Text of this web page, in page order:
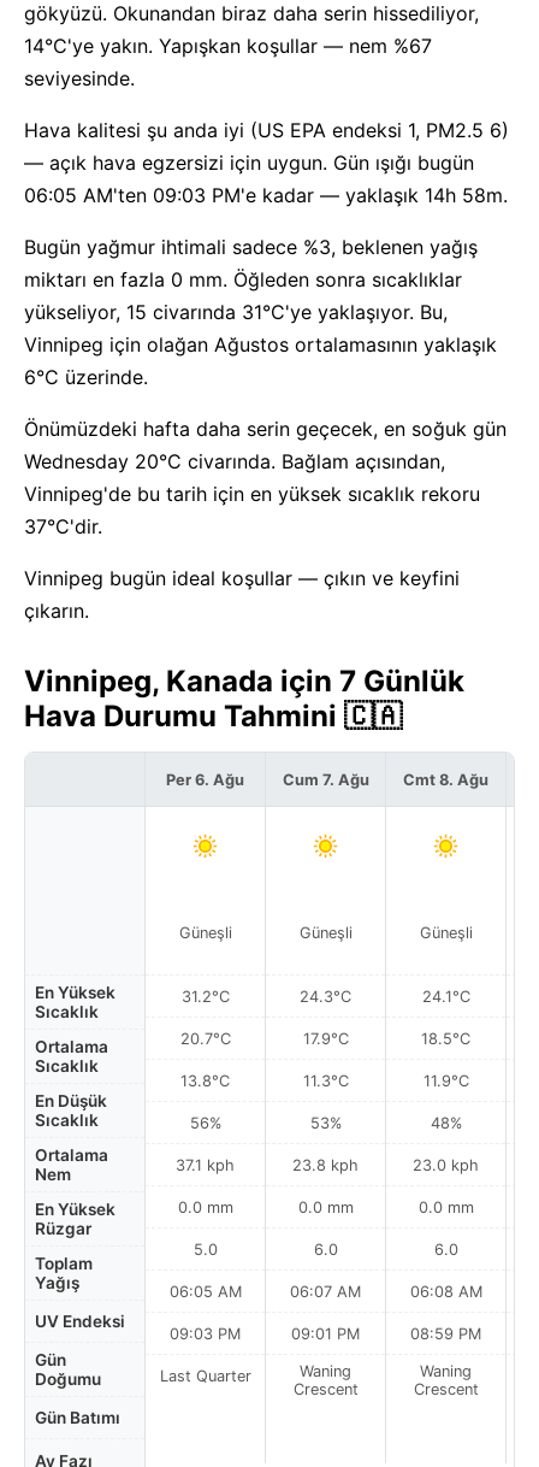
gökyüzü. Okunandan biraz daha serin hissediliyor,
14°C'ye yakın. Yapışkan koşullar — nem %67
seviyesinde.
Hava kalitesi şu anda iyi (US EPA endeksi 1, PM2.5 6)
— açık hava egzersizi için uygun. Gün ışığı bugün
06:05 AM'ten 09:03 PM'e kadar — yaklaşık 14h 58m.
Bugün yağmur ihtimali sadece %3, beklenen yağış
miktarı en fazla 0 mm. Öğleden sonra sıcaklıklar
yükseliyor, 15 civarında 31°C'ye yaklaşıyor. Bu,
Vinnipeg için olağan Ağustos ortalamasının yaklaşık
6°C üzerinde.
Önümüzdeki hafta daha serin geçecek, en soğuk gün
Wednesday 20°C civarında. Bağlam açısından,
Vinnipeg'de bu tarih için en yüksek sıcaklık rekoru
37°C'dir.
Vinnipeg bugün ideal koşullar — çıkın ve keyfini
çıkarın.
Vinnipeg, Kanada için 7 Günlük
Hava Durumu Tahmini 🇨🇦
En Yüksek
Sıcaklık
Ortalama
Sıcaklık
En Düşük
Sıcaklık
Ortalama
Nem
En Yüksek
Rüzgar
Toplam
Yağış
UV Endeksi
Gün
Doğumu
Gün Batımı
Ay Fazı
Per 6. Ağu
Güneşli
31.2°C
20.7°C
13.8°C
56%
37.1 kph
0.0 mm
5.0
06:05 AM
09:03 PM
Last Quarter
Cum 7. Ağu
Güneşli
24.3°C
17.9°C
11.3°C
53%
23.8 kph
0.0 mm
6.0
06:07 AM
09:01 PM
Waning
Crescent
Cmt 8. Ağu
Güneşli
24.1°C
18.5°C
11.9°C
48%
23.0 kph
0.0 mm
6.0
06:08 AM
08:59 PM
Waning
Crescent